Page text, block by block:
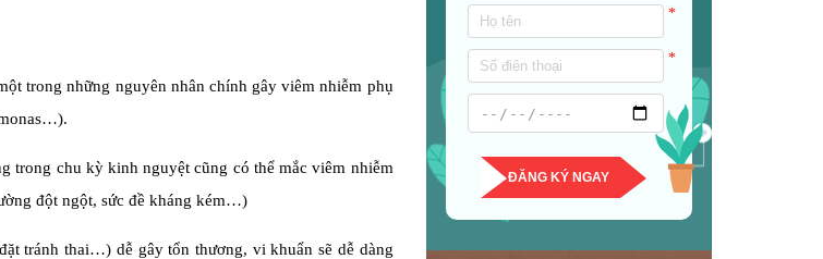
trong những nguyên nhân chính gây viêm nhiễm phụ
trong chu kỳ kinh nguyệt cũng có thể mắc viêm nhiễm
đột ngột, sức đề kháng kém…)
tránh thai…) dễ gây tổn thương, vi khuẩn sẽ dễ dàng
*
*
ĐĂNG KÝ NGAY